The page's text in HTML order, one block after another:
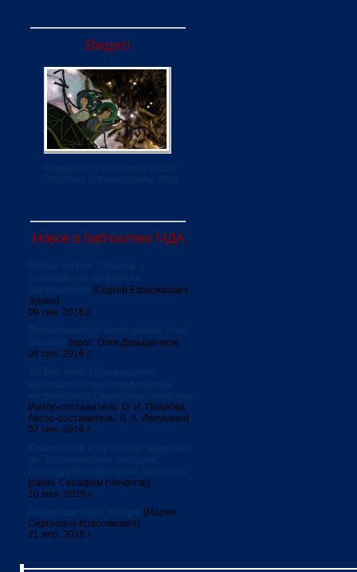
Видео
Новое в библиотеке МДА
[Сергей Ефроимович
Эрлих]
09 сен. 2016 г.
[прот. Олег Давыденков]
09 сен. 2016 г.
[Автор-составитель: О. И. Павлова;
Автор-составитель: В. А. Левушкин]
07 сен. 2016 г.
[сщмч. Серафим (Чичагов)]
10 мая. 2016 г.
[Мария
Сергеевна Красовицкая]
21 апр. 2016 г.